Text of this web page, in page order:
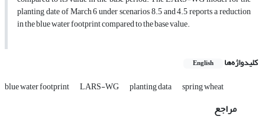
planting date of March 6 under scenarios 8.5 and 4.5 reports a reduction
in the blue water footprint compared to the base value.
کلیدواژه‌ها English
blue water footprint LARS-WG planting data spring wheat
مراجع